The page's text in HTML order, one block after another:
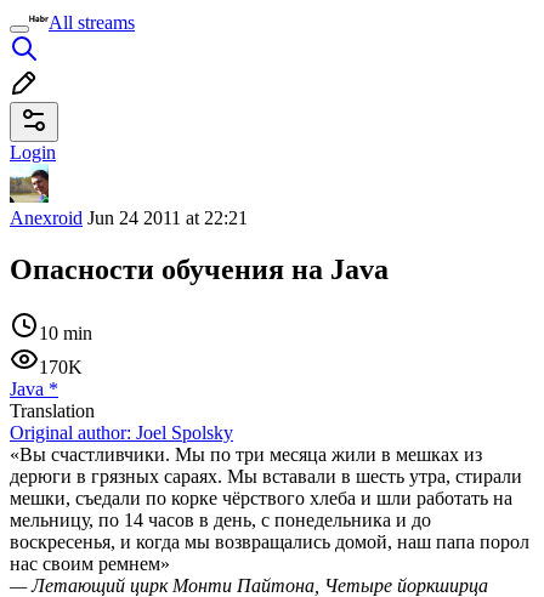
All streams
Login
Anexroid Jun 24 2011 at 22:21
Опасности обучения на Java
10 min
170K
Java *
Translation
Original author: Joel Spolsky
«Вы счастливчики. Мы по три месяца жили в мешках из
дерюги в грязных сараях. Мы вставали в шесть утра, стирали
мешки, съедали по корке чёрствого хлеба и шли работать на
мельницу, по 14 часов в день, с понедельника и до
воскресенья, и когда мы возвращались домой, наш папа порол
нас своим ремнем»
— Летающий цирк Монти Пайтона, Четыре йоркширца